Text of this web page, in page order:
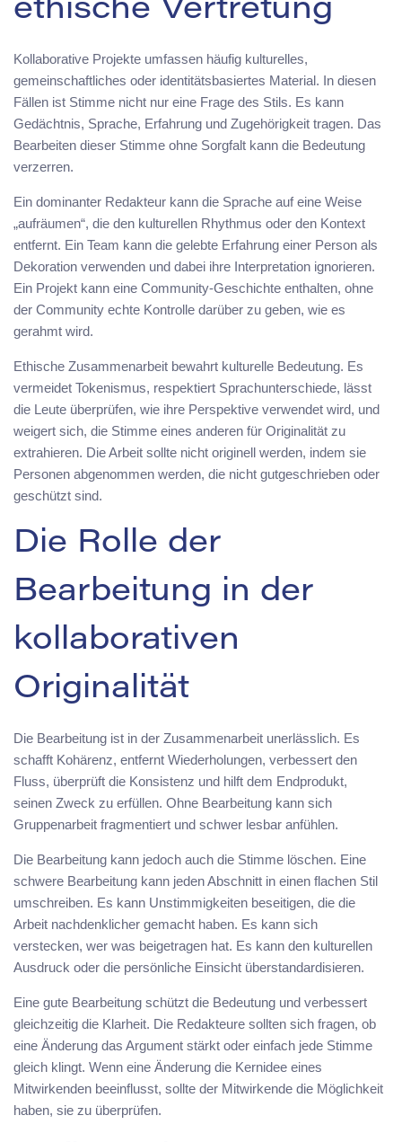
ethische Vertretung
Kollaborative Projekte umfassen häufig kulturelles,
gemeinschaftliches oder identitätsbasiertes Material. In diesen
Fällen ist Stimme nicht nur eine Frage des Stils. Es kann
Gedächtnis, Sprache, Erfahrung und Zugehörigkeit tragen. Das
Bearbeiten dieser Stimme ohne Sorgfalt kann die Bedeutung
verzerren.
Ein dominanter Redakteur kann die Sprache auf eine Weise
„aufräumen“, die den kulturellen Rhythmus oder den Kontext
entfernt. Ein Team kann die gelebte Erfahrung einer Person als
Dekoration verwenden und dabei ihre Interpretation ignorieren.
Ein Projekt kann eine Community-Geschichte enthalten, ohne
der Community echte Kontrolle darüber zu geben, wie es
gerahmt wird.
Ethische Zusammenarbeit bewahrt kulturelle Bedeutung. Es
vermeidet Tokenismus, respektiert Sprachunterschiede, lässt
die Leute überprüfen, wie ihre Perspektive verwendet wird, und
weigert sich, die Stimme eines anderen für Originalität zu
extrahieren. Die Arbeit sollte nicht originell werden, indem sie
Personen abgenommen werden, die nicht gutgeschrieben oder
geschützt sind.
Die Rolle der
Bearbeitung in der
kollaborativen
Originalität
Die Bearbeitung ist in der Zusammenarbeit unerlässlich. Es
schafft Kohärenz, entfernt Wiederholungen, verbessert den
Fluss, überprüft die Konsistenz und hilft dem Endprodukt,
seinen Zweck zu erfüllen. Ohne Bearbeitung kann sich
Gruppenarbeit fragmentiert und schwer lesbar anfühlen.
Die Bearbeitung kann jedoch auch die Stimme löschen. Eine
schwere Bearbeitung kann jeden Abschnitt in einen flachen Stil
umschreiben. Es kann Unstimmigkeiten beseitigen, die die
Arbeit nachdenklicher gemacht haben. Es kann sich
verstecken, wer was beigetragen hat. Es kann den kulturellen
Ausdruck oder die persönliche Einsicht überstandardisieren.
Eine gute Bearbeitung schützt die Bedeutung und verbessert
gleichzeitig die Klarheit. Die Redakteure sollten sich fragen, ob
eine Änderung das Argument stärkt oder einfach jede Stimme
gleich klingt. Wenn eine Änderung die Kernidee eines
Mitwirkenden beeinflusst, sollte der Mitwirkende die Möglichkeit
haben, sie zu überprüfen.